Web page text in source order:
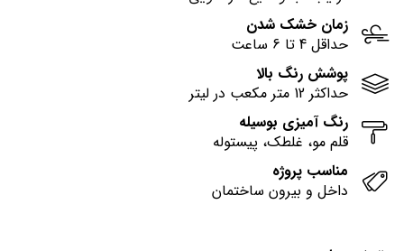
زمان خشک شدن
حداقل 4 تا 6 ساعت
پوشش رنگ بالا
حداکثر 12 متر مکعب در لیتر
رنگ آمیزی بوسیله
قلم مو، غلطک، پیستوله
مناسب پروژه
داخل و بیرون ساختمان